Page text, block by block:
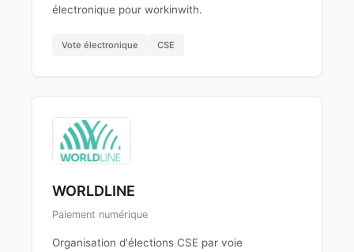
électronique pour workinwith.
Vote électronique CSE
WORLDLINE
Paiement numérique
Organisation d'élections CSE par voie